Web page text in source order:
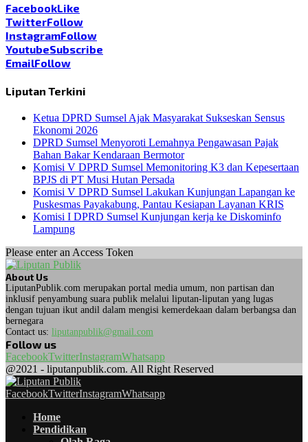
FacebookLike
TwitterFollow
InstagramFollow
YoutubeSubscribe
EmailFollow
Liputan Terkini
Ketua DPRD Sumsel Ajak Masyarakat Sukseskan Sensus
Ekonomi 2026
DPRD Sumsel Menyoroti Lemahnya Pengawasan Pajak
Bahan Bakar Kendaraan Bermotor
Komisi V DPRD Sumsel Memonitoring K3 dan Kepesertaan
BPJS di PT Musi Hutan Persada
Komisi V DPRD Sumsel Lakukan Kunjungan Lapangan ke
Puskesmas Payakabung, Pantau Kesiapan Layanan KRIS
Komisi I DPRD Sumsel Kunjungan kerja ke Diskominfo
Lampung
Please enter an Access Token
About Us
LiputanPublik.com merupakan portal media umum, non partisan dan
inklusif penyambung suara publik melalui liputan-liputan yang lugas
dengan tujuan ikut andil dalam mengisi kemerdekaan dalam berbangsa dan
bernegara
Contact us: liputanpublik@gmail.com
Follow us
FacebookTwitterInstagramWhatsapp
@2021 - liputanpublik.com. All Right Reserved
FacebookTwitterInstagramWhatsapp
Home
Pendidikan